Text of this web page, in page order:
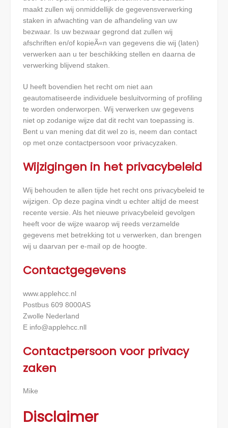
maakt zullen wij onmiddellijk de gegevensverwerking
staken in afwachting van de afhandeling van uw
bezwaar. Is uw bezwaar gegrond dat zullen wij
afschriften en/of kopieÃ«n van gegevens die wij (laten)
verwerken aan u ter beschikking stellen en daarna de
verwerking blijvend staken.
U heeft bovendien het recht om niet aan
geautomatiseerde individuele besluitvorming of profiling
te worden onderworpen. Wij verwerken uw gegevens
niet op zodanige wijze dat dit recht van toepassing is.
Bent u van mening dat dit wel zo is, neem dan contact
op met onze contactpersoon voor privacyzaken.
Wijzigingen in het privacybeleid
Wij behouden te allen tijde het recht ons privacybeleid te
wijzigen. Op deze pagina vindt u echter altijd de meest
recente versie. Als het nieuwe privacybeleid gevolgen
heeft voor de wijze waarop wij reeds verzamelde
gegevens met betrekking tot u verwerken, dan brengen
wij u daarvan per e-mail op de hoogte.
Contactgegevens
www.applehcc.nl
Postbus 609 8000AS
Zwolle Nederland
E info@applehcc.nll
Contactpersoon voor privacy
zaken
Mike
Disclaimer